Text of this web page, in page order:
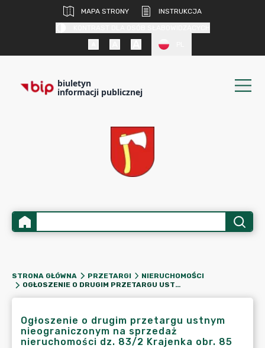
MAPA STRONY
INSTRUKCJA
biuletyn
informacji publicznej
STRONA GŁÓWNA PRZETARGI
NIERUCHOMOŚCI
OGŁOSZENIE O DRUGIM PRZETARGU USTNYM NIEOGRANICZONYM NA SPRZEDAŻ NIERUCHOMOŚCI DZ. 83/2 KRAJENKA OBR. 85
Ogłoszenie o drugim przetargu ustnym
nieograniczonym na sprzedaż
nieruchomości dz. 83/2 Krajenka obr. 85